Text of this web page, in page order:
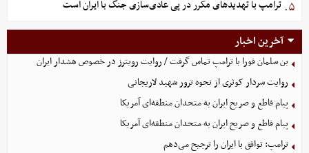
۵. ترامپ با تهدیدهای مکرر در پی عادی‌سازی جنگ با ایران است
آخرین اخبار
بن سلمان فورا با ترامپ تماس گرفت / روایت رویترز در خصوص هشدار ایران
روایت سردار کوثری از نحوه ترور شهید لاریجانی
پیام قاطع و صریح ایران به متحدان منطقه‌ای آمریکا
پیام قاطع و صریح ایران به متحدان منطقه‌ای آمریکا
ترامپ: توافق با ایران را ترجیح می‌دهم